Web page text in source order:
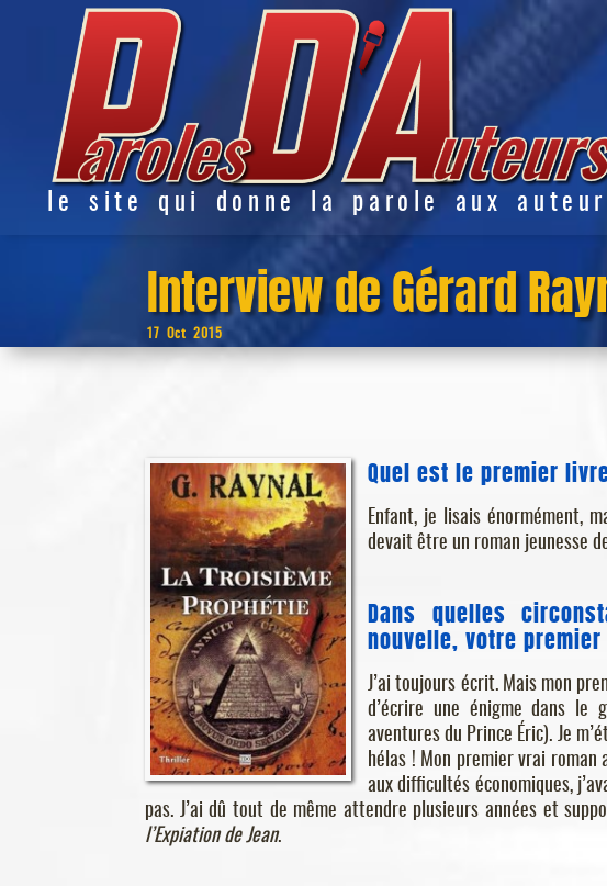
le site qui donne la parole aux
Interview de Gérard
17 Oct 2015
Quel est le premier
Enfant, je lisais énormément,
devait être un roman jeunesse
Dans quelles
nouvelle, votre
J’ai toujours écrit. Mais mon
d’écrire une énigme dans le
aventures du Prince Éric). Je
hélas ! Mon premier vrai
aux difficultés économiques,
pas. J’ai dû tout de même attendre plusieurs années et
l’Expiation de Jean.